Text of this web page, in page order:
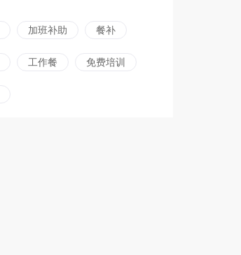
加班补助 餐补
工作餐 免费培训